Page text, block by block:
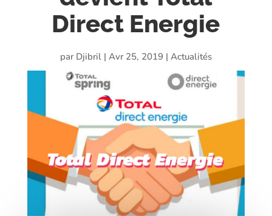
Direct Energie
par Djibril| Avr 25, 2019 | Actualités